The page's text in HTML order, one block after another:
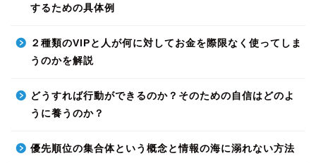
するための具体例
２種類のVIPと人が何に対してお金を際限なく使ってしま
うのかを解説
どうすれば行動ができるのか？そのための自信はどのよ
うに養うのか？
優先順位の集合体という概念と情報の海に溺れない方法